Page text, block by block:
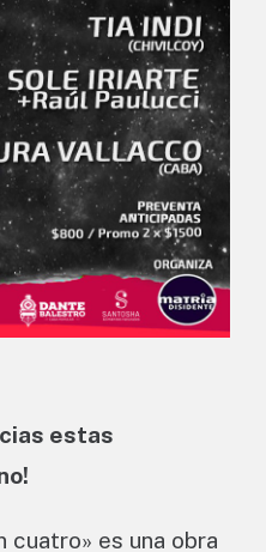
estas
cuatro» es una obra